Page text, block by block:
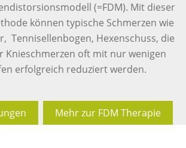
(=FDM). Mit dieser
können typische Schmerzen wie
Tennisellenbogen, Hexenschuss, die
Knieschmerzen oft mit nur wenigen
erfolgreich reduziert werden.
Mehr zur FDM Therapie